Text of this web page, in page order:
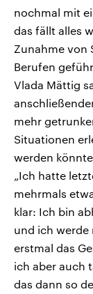
nochmal mit
das fällt alles
Zunahme von
Berufen
Vlada Mättig
mehr
Situationen
werden
„Ich hatte
mehrmals
klar: Ich bin
und ich werde
erstmal das
ich aber auch
das dann so